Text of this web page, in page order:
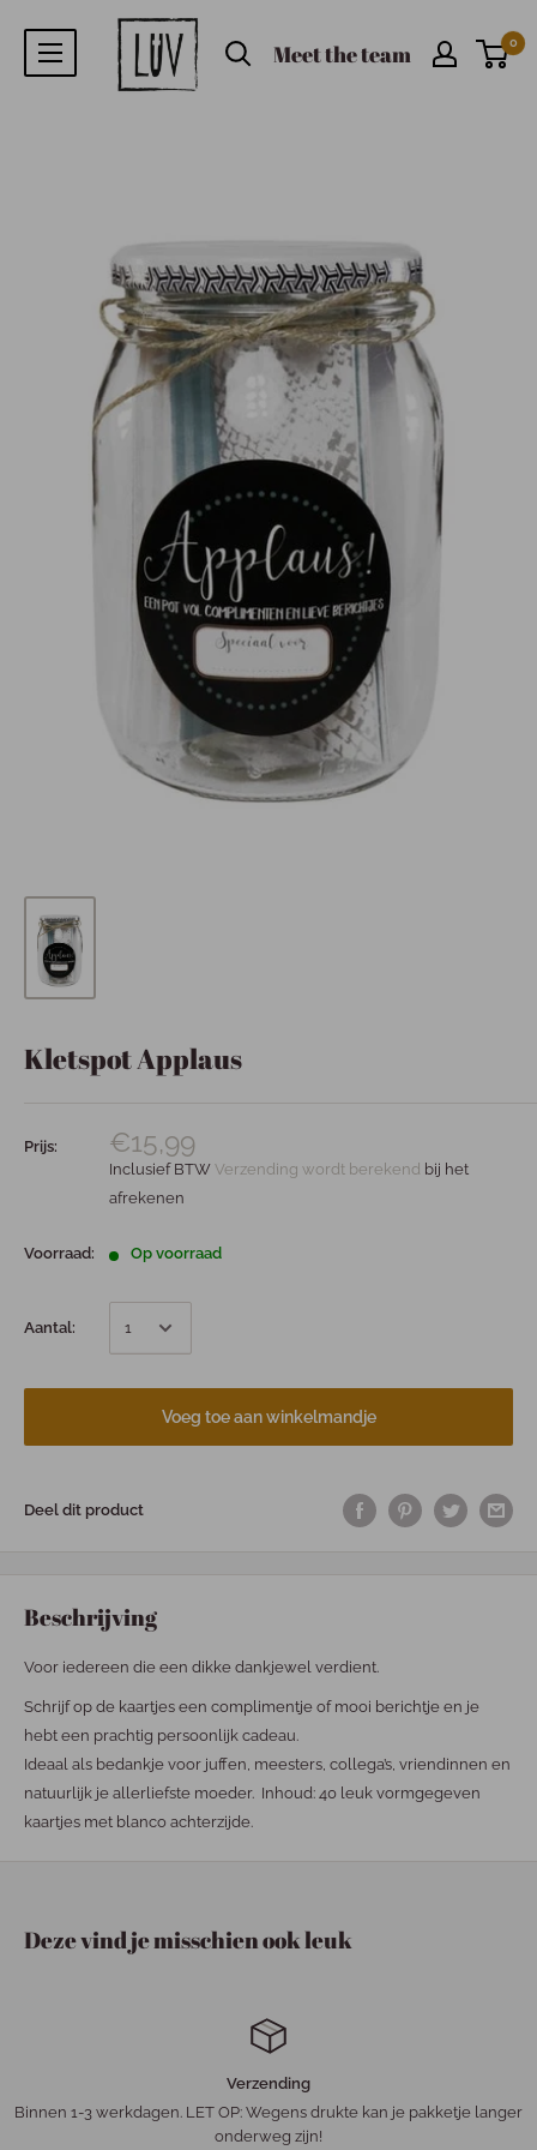
Meet the team 0
Kletspot Applaus
Prijs: €15,99
Inclusief BTW Verzending wordt berekend bij het
afrekenen
Voorraad: Op voorraad
Aantal:
Voeg toe aan winkelmandje
Deel dit product
Beschrijving
Voor iedereen die een dikke dankjewel verdient.
Schrijf op de kaartjes een complimentje of mooi berichtje en je
hebt een prachtig persoonlijk cadeau.
Ideaal als bedankje voor juffen, meesters, collega’s, vriendinnen en
natuurlijk je allerliefste moeder. Inhoud: 40 leuk vormgegeven
kaartjes met blanco achterzijde.
Deze vind je misschien ook leuk
Verzending
Binnen 1-3 werkdagen. LET OP: Wegens drukte kan je pakketje langer
onderweg zijn!